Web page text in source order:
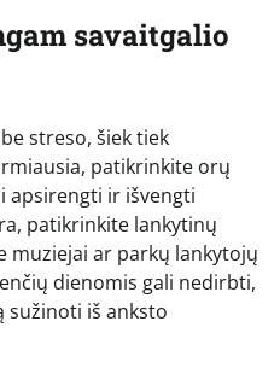
savaitgalio
streso, šiek tiek
patikrinkite orų
apsirengti ir išvengti
patikrinkite lankytinų
muziejai ar parkų lankytojų
dienomis gali nedirbti,
sužinoti iš anksto